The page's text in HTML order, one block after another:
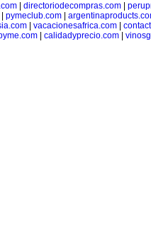
| directoriodecompras.com|
pymeclub.com|
vacacionesafrica.com
calidadyprecio.com